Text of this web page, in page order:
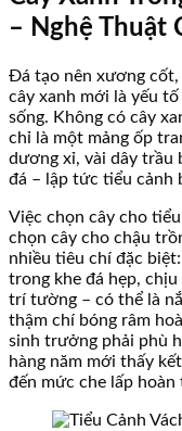
– Nghệ Thuật
Đá tạo nên xương
cây xanh mới là yếu
sống. Không có cây
chỉ là một mảng ốp
dương xỉ, vài dây trầu
đá – lập tức tiểu cảnh
Việc chọn cây cho
chọn cây cho chậu
nhiều tiêu chí đặc
trong khe đá hẹp,
trí tường – có thể là
thậm chí bóng râm
sinh trưởng phải phù
hàng năm mới thấy
đến mức che lấp hoàn